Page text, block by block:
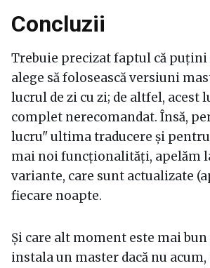
Concluzii
Trebuie precizat faptul că
alege să folosească versiuni
lucrul de zi cu zi; de altfel, acest
complet nerecomandat. Însă,
lucru" ultima traducere și pentru
mai noi funcționalități, apelăm
variante, care sunt actualizate
fiecare noapte.
Și care alt moment este mai
instala un master dacă nu acum,